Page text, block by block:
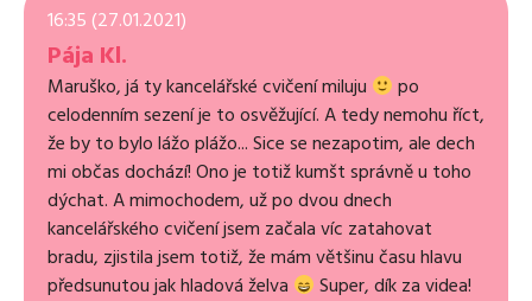
16:35 (27.01.2021)
Pája Kl.
Maruško, já ty kancelářské cvičení miluju
po
celodenním sezení je to osvěžující. A tedy nemohu říct,
že by to bylo lážo plážo... Sice se nezapotim, ale dech
mi občas dochází! Ono je totiž kumšt správně u toho
dýchat. A mimochodem, už po dvou dnech
kancelářského cvičení jsem začala víc zatahovat
bradu, zjistila jsem totiž, že mám většinu času hlavu
předsunutou jak hladová želva
Super, dík za videa!